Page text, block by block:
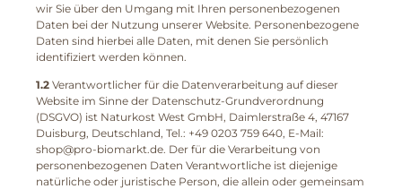
wir Sie über den Umgang mit Ihren personenbezogenen
Daten bei der Nutzung unserer Website. Personenbezogene
Daten sind hierbei alle Daten, mit denen Sie persönlich
identifiziert werden können.
1.2 Verantwortlicher für die Datenverarbeitung auf dieser
Website im Sinne der Datenschutz-Grundverordnung
(DSGVO) ist Naturkost West GmbH, Daimlerstraße 4, 47167
Duisburg, Deutschland, Tel.: +49 0203 759 640, E-Mail:
shop@pro-biomarkt.de. Der für die Verarbeitung von
personenbezogenen Daten Verantwortliche ist diejenige
natürliche oder juristische Person, die allein oder gemeinsam